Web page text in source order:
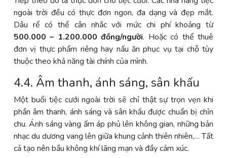
ngoài trời đều có thực đơn ngon, đa dạng và đẹp mắt.
Dâu rể có thể cân nhắc với mức chi phí khoảng từ
500.000 – 1.200.000 đồng/người. Hoặc có thể thuê
đơn vị thực phẩm riêng hay nấu ăn phục vụ tại chỗ tùy
thuộc theo khả năng tài chính của mình.
4.4. Âm thanh, ánh sáng, sân khấu
Một buổi tiệc cưới ngoài trời sẽ chỉ thật sự trọn vẹn khi
phần âm thanh, ánh sáng và sân khấu được chuẩn bị chỉn
chu. Ánh sáng vàng ấm áp phủ lên không gian, những bản
nhạc du dương vang lên giữa khung cảnh thiên nhiên,… Tất
cả tạo nên bầu không khí lãng mạn và đầy cảm xúc.